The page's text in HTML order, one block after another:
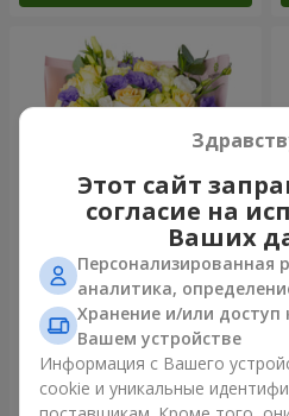
Букет "Цветные сны"
3 856 грн
Заказать
Этот сайт
согласие на
Ваших
Персонализированная
аналитика,
Хранение и/или
Вашем устройстве
Информация с Вашего
cookie и уникальные